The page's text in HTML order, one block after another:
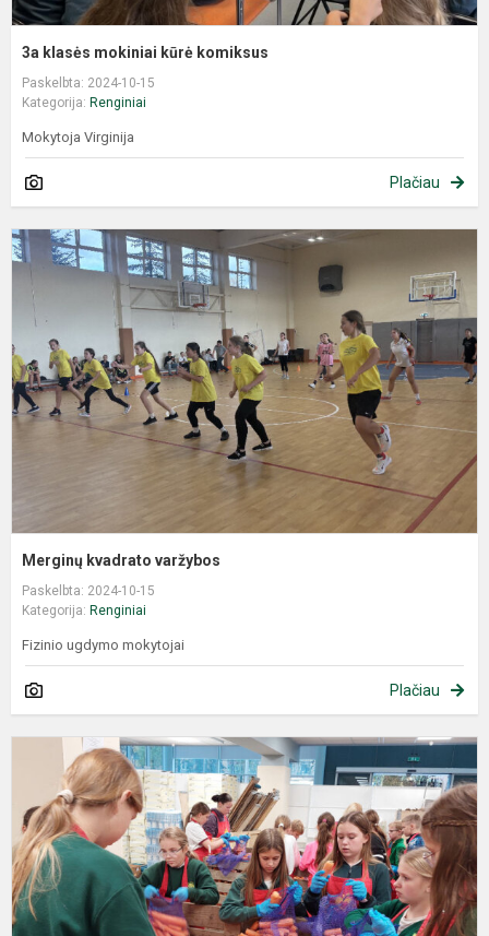
3a klasės mokiniai kūrė komiksus
Paskelbta: 2024-10-15
Kategorija: Renginiai
Mokytoja Virginija
Plačiau
Merginų kvadrato varžybos
Paskelbta: 2024-10-15
Kategorija: Renginiai
Fizinio ugdymo mokytojai
Plačiau